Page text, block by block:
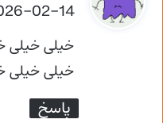
ف
:
2026-02-14 در
خیلی خیلی
خیلی
پاسخ